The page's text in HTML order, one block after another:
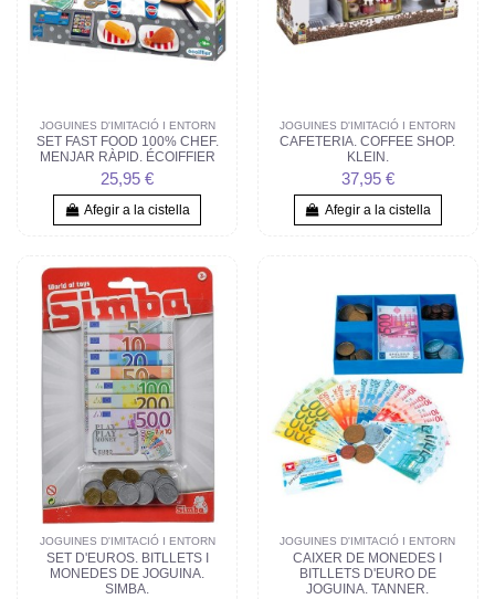
JOGUINES D'IMITACIÓ I ENTORN
SET FAST FOOD 100% CHEF.
MENJAR RÀPID. ÉCOIFFIER
25,95 €
Afegir a la cistella
JOGUINES D'IMITACIÓ I ENTORN
CAFETERIA. COFFEE SHOP.
KLEIN.
37,95 €
Afegir a la cistella
JOGUINES D'IMITACIÓ I ENTORN
SET D'EUROS. BITLLETS I
MONEDES DE JOGUINA.
SIMBA.
JOGUINES D'IMITACIÓ I ENTORN
CAIXER DE MONEDES I
BITLLETS D'EURO DE
JOGUINA. TANNER.